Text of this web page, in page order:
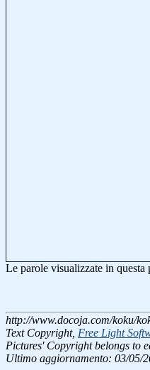
Le parole visualizzate in
http://www.docoja.com/koku/
Text Copyright, Free Light
Pictures' Copyright belongs to
Ultimo aggiornamento: 03/05/